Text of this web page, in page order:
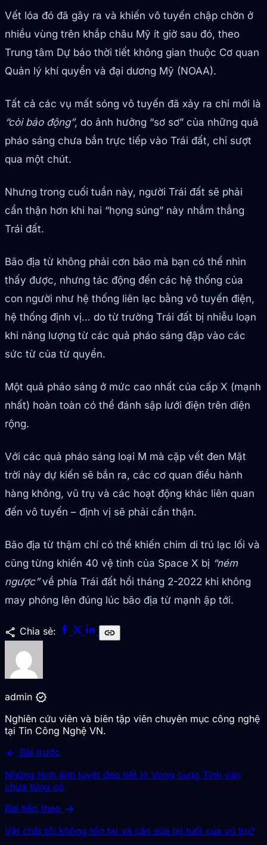
Vết lóa đó đã gây ra và khiến vô tuyến chập chờn ở
nhiều vùng trên khắp châu Mỹ ít giờ sau đó, theo
Trung tâm Dự báo thời tiết không gian thuộc Cơ quan
Quản lý khí quyển và đại dương Mỹ (NOAA).
Tất cả các vụ mất sóng vô tuyến đã xảy ra chỉ mới là
“còi báo động”, do ảnh hưởng “sơ sơ” của những quả
pháo sáng chưa bắn trực tiếp vào Trái đất, chỉ sượt
qua một chút.
Nhưng trong cuối tuần này, người Trái đất sẽ phải
cẩn thận hơn khi hai “họng súng” này nhắm thẳng
Trái đất.
Bão địa từ không phải cơn bão mà bạn có thể nhìn
thấy được, nhưng tác động đến các hệ thống của
con người như hệ thống liên lạc bằng vô tuyến điện,
hệ thống định vị… do từ trường Trái đất bị nhiễu loạn
khi năng lượng từ các quả pháo sáng đập vào các
sức từ của từ quyển.
Một quả pháo sáng ở mức cao nhất của cấp X (mạnh
nhất) hoàn toàn có thể đánh sập lưới điện trên diện
rộng.
Với các quả pháo sáng loại M mà cặp vết đen Mặt
trời này dự kiến sẽ bắn ra, các cơ quan điều hành
hàng không, vũ trụ và các hoạt động khác liên quan
đến vô tuyến – định vị sẽ phải cẩn thận.
Bão địa từ thậm chí có thể khiến chim di trú lạc lối và
cũng từng khiến 40 vệ tinh của Space X bị “ném
ngược”về phía Trái đất hồi tháng 2-2022 khi không
may phóng lên đúng lúc bão địa từ mạnh ập tới.
share Chia sẻ: link
admin verified
Nghiên cứu viên và biên tập viên chuyên mục công nghệ
tại Tin Công Nghệ VN.
arrow_back Bài trước
Những hình ảnh tuyệt đẹp tiết lộ Vòng cung Tinh vân
chưa từng có
Bài tiếp theo arrow_forward
Vật chất tối không tồn tại và cần sửa lại tuổi của vũ trụ?